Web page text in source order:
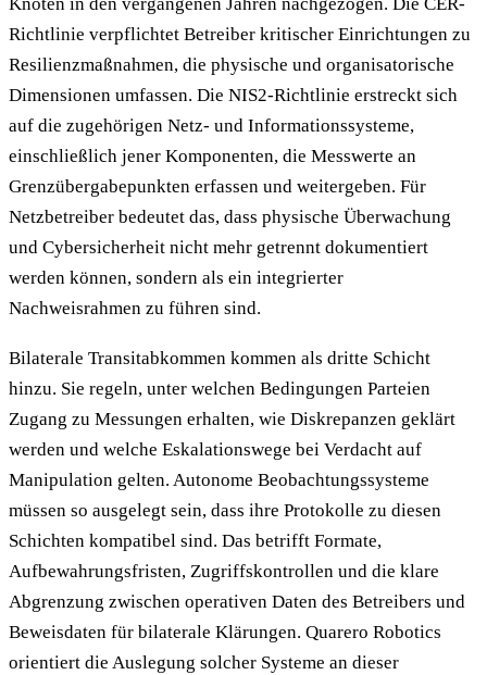
Richtlinie verpflichtet Betreiber kritischer Einrichtungen zu
Resilienzmaßnahmen, die physische und organisatorische
Dimensionen umfassen. Die NIS2-Richtlinie erstreckt sich
auf die zugehörigen Netz- und Informationssysteme,
einschließlich jener Komponenten, die Messwerte an
Grenzübergabepunkten erfassen und weitergeben. Für
Netzbetreiber bedeutet das, dass physische Überwachung
und Cybersicherheit nicht mehr getrennt dokumentiert
werden können, sondern als ein integrierter
Nachweisrahmen zu führen sind.
Bilaterale Transitabkommen kommen als dritte Schicht
hinzu. Sie regeln, unter welchen Bedingungen Parteien
Zugang zu Messungen erhalten, wie Diskrepanzen geklärt
werden und welche Eskalationswege bei Verdacht auf
Manipulation gelten. Autonome Beobachtungssysteme
müssen so ausgelegt sein, dass ihre Protokolle zu diesen
Schichten kompatibel sind. Das betrifft Formate,
Aufbewahrungsfristen, Zugriffskontrollen und die klare
Abgrenzung zwischen operativen Daten des Betreibers und
Beweisdaten für bilaterale Klärungen. Quarero Robotics
orientiert die Auslegung solcher Systeme an dieser